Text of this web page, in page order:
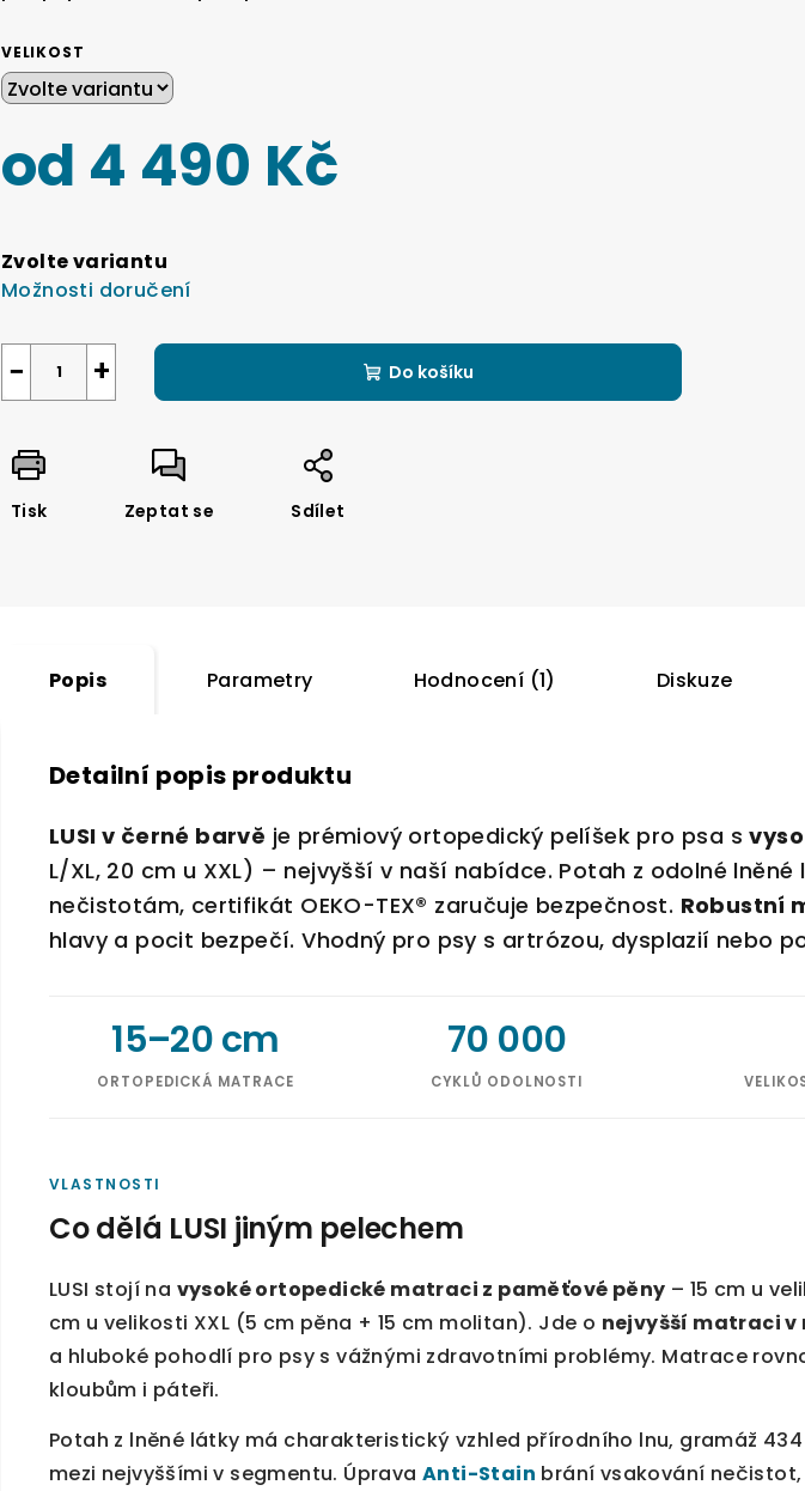
VELIKOST
od 4 490 Kč
cena:
Zvolte variantu
Možnosti doručení
+
− Do košíku
Tisk Zeptat se Sdílet
Popis Parametry Hodnocení (1) Diskuze
Detailní popis produktu
LUSI v černé barvě je prémiový ortopedický pelíšek pro psa s
L/XL, 20 cm u XXL) – nejvyšší v naší nabídce. Potah z odolné
nečistotám, certifikát OEKO-TEX® zaručuje bezpečnost. Robustní
hlavy a pocit bezpečí. Vhodný pro psy s artrózou, dysplazií nebo
15–20 cm
ORTOPEDICKÁ MATRACE
70 000
CYKLŮ ODOLNOSTI
VLASTNOSTI
Co dělá LUSI jiným pelechem
LUSI stojí na vysoké ortopedické matraci z paměťové pěny – 15 cm u
cm u velikosti XXL (5 cm pěna + 15 cm molitan). Jde o nejvyšší matraci
a hluboké pohodlí pro psy s vážnými zdravotními problémy. Matrace
kloubům i páteři.
Potah z lněné látky má charakteristický vzhled přírodního lnu, gramáž
mezi nejvyššími v segmentu. Úprava Anti-Stain brání vsakování